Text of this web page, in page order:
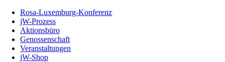
Inhalt
Seite
Rosa-Luxemburg-Konferenz
jW-Prozess
Aktionsbüro
Genossenschaft
Veranstaltungen
jW-Shop